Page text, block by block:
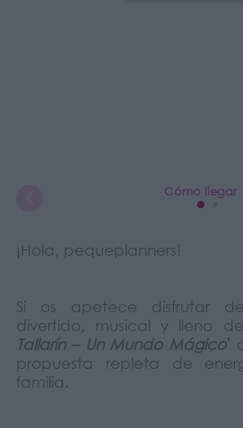
Cómo llegar
¡Hola, pequeplanners!
Si os apetece disfrutar
divertido, musical y lleno
Tallarín – Un Mundo Mágico’
propuesta repleta de
familia.